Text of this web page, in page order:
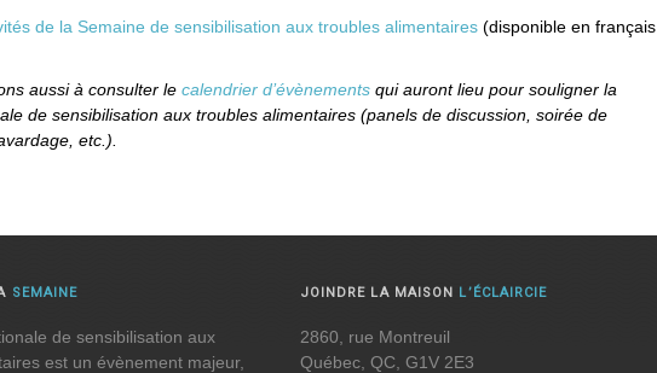
de la Semaine de sensibilisation aux troubles alimentaires (disponible en français
aussi à consulter le calendrier d’évènements qui auront lieu pour souligner la
de sensibilisation aux troubles alimentaires (panels de discussion, soirée de
etc.).
SEMAINE
de sensibilisation aux
est un évènement majeur,
JOINDRE LA MAISON L’ÉCLAIRCIE
2860, rue Montreuil
Québec, QC, G1V 2E3